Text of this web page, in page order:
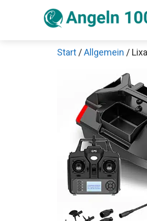
Start /Allgemein /